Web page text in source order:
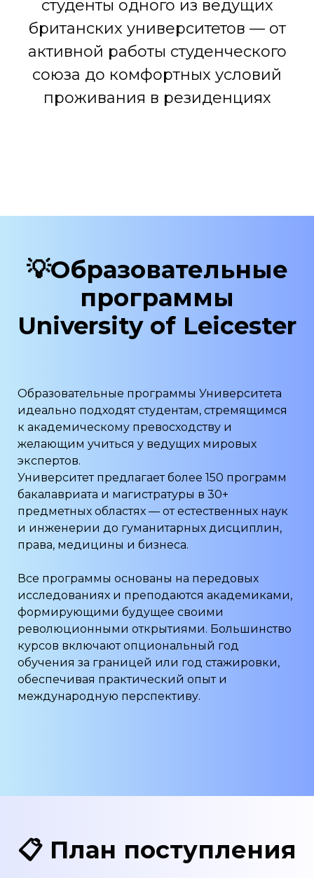
студенты одного из ведущих
британских университетов — от
активной работы студенческого
союза до комфортных условий
проживания в резиденциях
💡Образовательные
программы
University of Leicester
Образовательные программы Университета
идеально подходят студентам, стремящимся
к академическому превосходству и
желающим учиться у ведущих мировых
экспертов.
Университет предлагает более 150 программ
бакалавриата и магистратуры в 30+
предметных областях — от естественных наук
и инженерии до гуманитарных дисциплин,
права, медицины и бизнеса.
Все программы основаны на передовых
исследованиях и преподаются академиками,
формирующими будущее своими
революционными открытиями. Большинство
курсов включают опциональный год
обучения за границей или год стажировки,
обеспечивая практический опыт и
международную перспективу.
📋 План поступления